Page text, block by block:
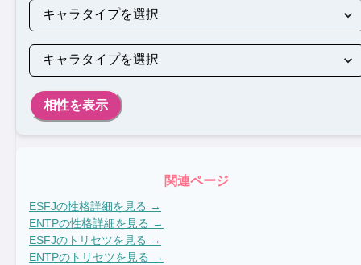
相性を表示
関連ページ
ESFJの性格詳細を見る →
ENTPの性格詳細を見る →
ESFJのトリセツを見る →
ENTPのトリセツを見る →